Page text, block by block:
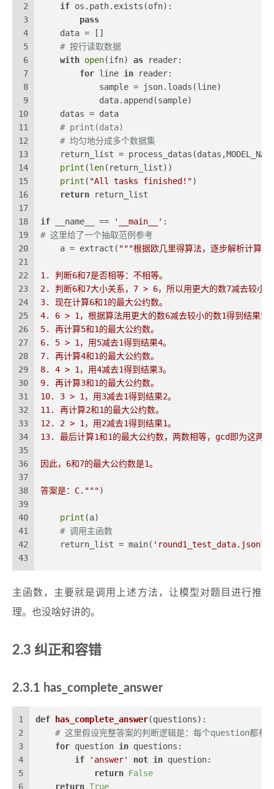
2
3
4
5
6
7
8
9
10
11
12
13
14
15
16
17
18
19
20
21
22
23
24
25
26
27
28
29
30
31
32
33
34
35
36
37
38
39
40
41
42
43
if os.path.exists(ofn):
pass
    data = []
# 按行读取数据
with open(ifn) as reader:
for line in reader:
            sample = json.loads(line)
            data.append(sample)
    datas = data
# print(data)
# 均匀地分成多个数据集
return_list =
print (len(return_list))
print ( "All tasks finished!")
return return_list
if __name__ == '__main__' :
# 这里给了一个抽取范例参考
    a = extract(
"""根据欧几里得算法，逐步解析计算两
1. 判断6和7是否相等：不相等。
2. 判断6和7大小关系，7 > 6，所以用更大的数7减去较小
3. 现在计算6和1的最大公约数。
4. 6 > 1，根据算法用更大的数6减去较小的数1得到结果5。
5. 再计算5和1的最大公约数。
6. 5 > 1，用5减去1得到结果4。
7. 再计算4和1的最大公约数。
8. 4 > 1，用4减去1得到结果3。
9. 再计算3和1的最大公约数。
10. 3 > 1，用3减去1得到结果2。
11. 再计算2和1的最大公约数。
12. 2 > 1，用2减去1得到结果1。
13. 最后计算1和1的最大公约数，两数相等，gcd即为这两
因此，6和7的最大公约数是1。
答案是：C.""")
print (a)
# 调用主函数
    return_list = main(
'round1_test_data.jsonl'
主函数，主要就是调用上述方法，让模型对题目进行推
理。也没啥好讲的。
2.3 纠正和容错
2.3.1 has_complete_answer
1
2
3
4
5
6
def has_complete_answer(questions):
# 这里假设完整答案的判断逻辑是：每个question都有
for question in questions:
if
'answer' not in question:
return False
return True